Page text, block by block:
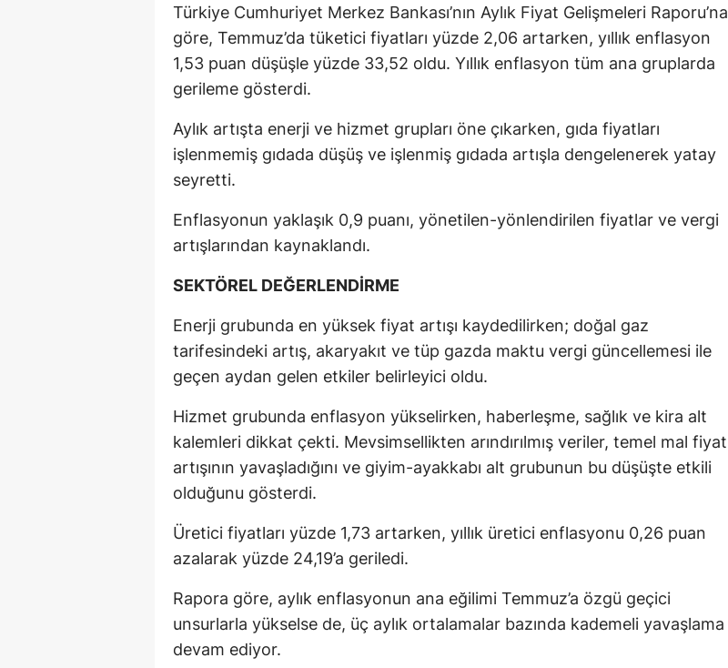
Türkiye Cumhuriyet Merkez Bankası’nın Aylık Fiyat Gelişmeleri Raporu’na
göre, Temmuz’da tüketici fiyatları yüzde 2,06 artarken, yıllık enflasyon
1,53 puan düşüşle yüzde 33,52 oldu. Yıllık enflasyon tüm ana gruplarda
gerileme gösterdi.
Aylık artışta enerji ve hizmet grupları öne çıkarken, gıda fiyatları
işlenmemiş gıdada düşüş ve işlenmiş gıdada artışla dengelenerek yatay
seyretti.
Enflasyonun yaklaşık 0,9 puanı, yönetilen-yönlendirilen fiyatlar ve vergi
artışlarından kaynaklandı.
SEKTÖREL DEĞERLENDİRME
Enerji grubunda en yüksek fiyat artışı kaydedilirken; doğal gaz
tarifesindeki artış, akaryakıt ve tüp gazda maktu vergi güncellemesi ile
geçen aydan gelen etkiler belirleyici oldu.
Hizmet grubunda enflasyon yükselirken, haberleşme, sağlık ve kira alt
kalemleri dikkat çekti. Mevsimsellikten arındırılmış veriler, temel mal fiyat
artışının yavaşladığını ve giyim-ayakkabı alt grubunun bu düşüşte etkili
olduğunu gösterdi.
Üretici fiyatları yüzde 1,73 artarken, yıllık üretici enflasyonu 0,26 puan
azalarak yüzde 24,19’a geriledi.
Rapora göre, aylık enflasyonun ana eğilimi Temmuz’a özgü geçici
unsurlarla yükselse de, üç aylık ortalamalar bazında kademeli yavaşlama
devam ediyor.